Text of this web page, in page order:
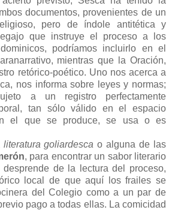
documentos, provenientes de un
pero de índole antitética y
que instruye el proceso a los
podríamos incluirlo en el
mientras que la Oración,
retórico-poético. Uno nos acerca a
nos informa sobre leyes y normas;
a un registro perfectamente
tan sólo válido en el espacio
el que se produce, se usa o es
literatura goliardesca o alguna de las
, para encontrar un sabor literario
de la lectura del proceso,
local de que aquí los frailes se
del Colegio como a un par de
pago a todas ellas. La comicidad